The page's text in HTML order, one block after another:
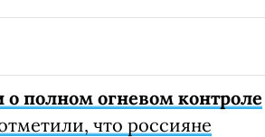
полном огневом контроле
что россияне